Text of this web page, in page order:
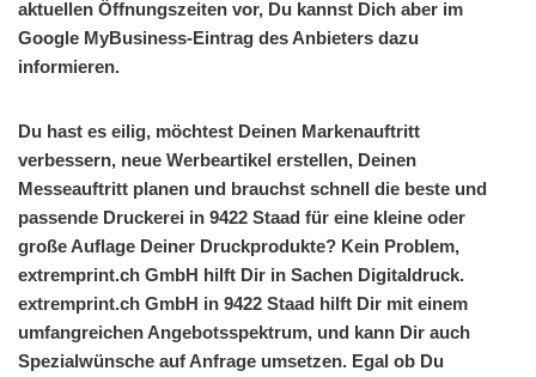
aktuellen Öffnungszeiten vor, Du kannst Dich aber im
Google MyBusiness-Eintrag des Anbieters dazu
informieren.
Du hast es eilig, möchtest Deinen Markenauftritt
verbessern, neue Werbeartikel erstellen, Deinen
Messeauftritt planen und brauchst schnell die beste und
passende Druckerei in 9422 Staad für eine kleine oder
große Auflage Deiner Druckprodukte? Kein Problem,
extremprint.ch GmbH hilft Dir in Sachen Digitaldruck.
extremprint.ch GmbH in 9422 Staad hilft Dir mit einem
umfangreichen Angebotsspektrum, und kann Dir auch
Spezialwünsche auf Anfrage umsetzen. Egal ob Du